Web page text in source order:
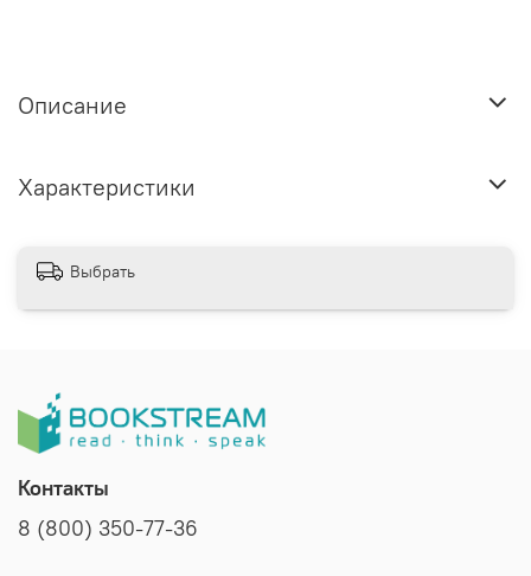
Описание
Характеристики
Выбрать
Контакты
8 (800) 350-77-36